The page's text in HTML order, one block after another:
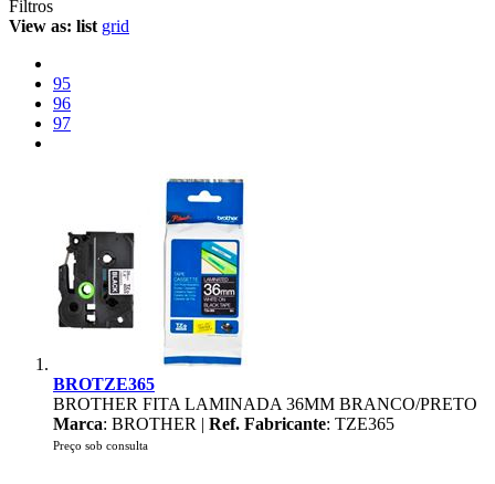
Filtros
View as: list grid
95
96
97
BROTZE365
BROTHER FITA LAMINADA 36MM BRANCO/PRETO
Marca: BROTHER | Ref. Fabricante: TZE365
Preço sob consulta